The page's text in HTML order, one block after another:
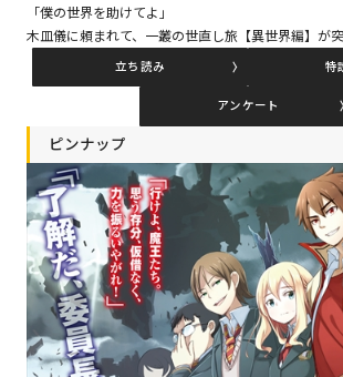
コミックパルフェ
コミックエッセイ
閉じる
「僕の世界を助けてよ」
木皿儀に頼まれて、一叢の世直し旅【異世界編】が
立ち読み 特
アンケート
ピンナップ